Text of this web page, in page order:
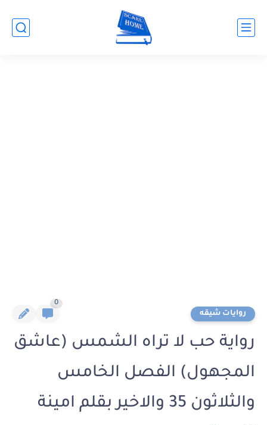
روايات شيقه
0
رواية حب لا تراه الشمس (عاشق
المجهول) الفصل الخامس
والثلاثون 35 والاخير بقلم امينة